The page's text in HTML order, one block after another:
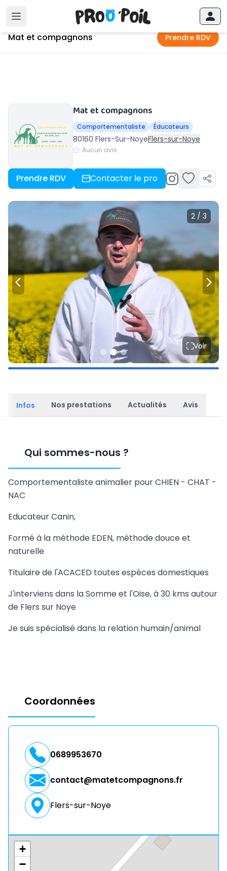
Accueil Flers-Sur-Noye›Mat et compagnons
Mat et compagnons Prendre RDV
Mat et compagnons
Comportementaliste Éducateurs
80160 Flers-Sur-NoyeFlers-sur-Noye
Aucun avis
Prendre RDV Contacter le pro
2 / 3
Voir
Infos Nos prestations Actualités Avis
Qui sommes-nous ?
Comportementaliste animalier pour CHIEN - CHAT -
NAC
Educateur Canin,
Formé à la méthode EDEN, méthode douce et
naturelle
Titulaire de l'ACACED toutes espèces domestiques
J'interviens dans la Somme et l'Oise, à 30 kms autour
de Flers sur Noye
Je suis spécialisé dans la relation humain/animal
Coordonnées
0689953670
contact@matetcompagnons.fr
Flers-sur-Noye
+
−